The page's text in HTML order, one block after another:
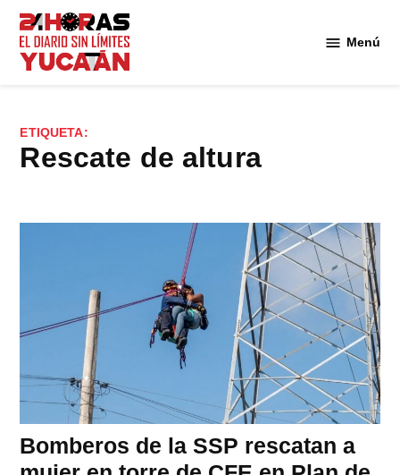
Saltar
contenido
Menú
ETIQUETA:
rescate de altura
Bomberos de la SSP rescatan a